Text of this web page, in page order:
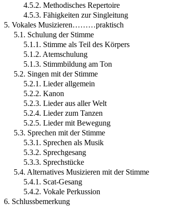
4.5.2. Methodisches Repertoire
4.5.3. Fähigkeiten zur Singleitung
5. Vokales Musizieren………praktisch
5.1. Schulung der Stimme
5.1.1. Stimme als Teil des Körpers
5.1.2. Atemschulung
5.1.3. Stimmbildung am Ton
5.2. Singen mit der Stimme
5.2.1. Lieder allgemein
5.2.2. Kanon
5.2.3. Lieder aus aller Welt
5.2.4. Lieder zum Tanzen
5.2.5. Lieder mit Bewegung
5.3. Sprechen mit der Stimme
5.3.1. Sprechen als Musik
5.3.2. Sprechgesang
5.3.3. Sprechstücke
5.4. Alternatives Musizieren mit der Stimme
5.4.1. Scat-Gesang
5.4.2. Vokale Perkussion
6. Schlussbemerkung